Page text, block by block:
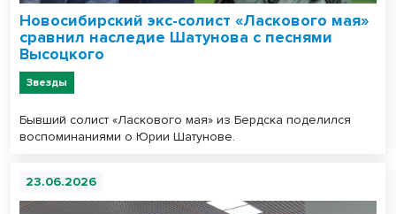
Новосибирский экс-солист «Ласкового мая»
сравнил наследие Шатунова с песнями
Высоцкого
Звезды
Бывший солист «Ласкового мая» из Бердска поделился
воспоминаниями о Юрии Шатунове.
23.06.2026